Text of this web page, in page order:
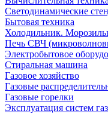
Светодинамические
Бытовая техника
Холодильник.
Печь СВЧ
Электробытовое
Стиральная машина
Газовое хозяйство
Газовые
Газовые горелки
Эксплуатация систем